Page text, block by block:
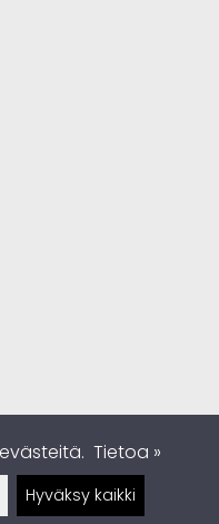
Tietoa »
Hyväksy kaikki